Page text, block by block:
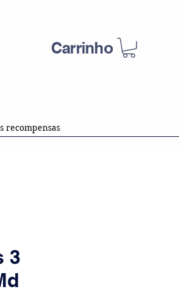
Carrinho
recompensas
3